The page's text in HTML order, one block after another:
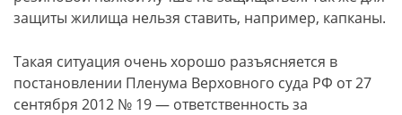
защиты жилища нельзя ставить, например, капканы.
Такая ситуация очень хорошо разъясняется в
постановлении Пленума Верховного суда РФ от 27
сентября 2012 № 19 — ответственность за